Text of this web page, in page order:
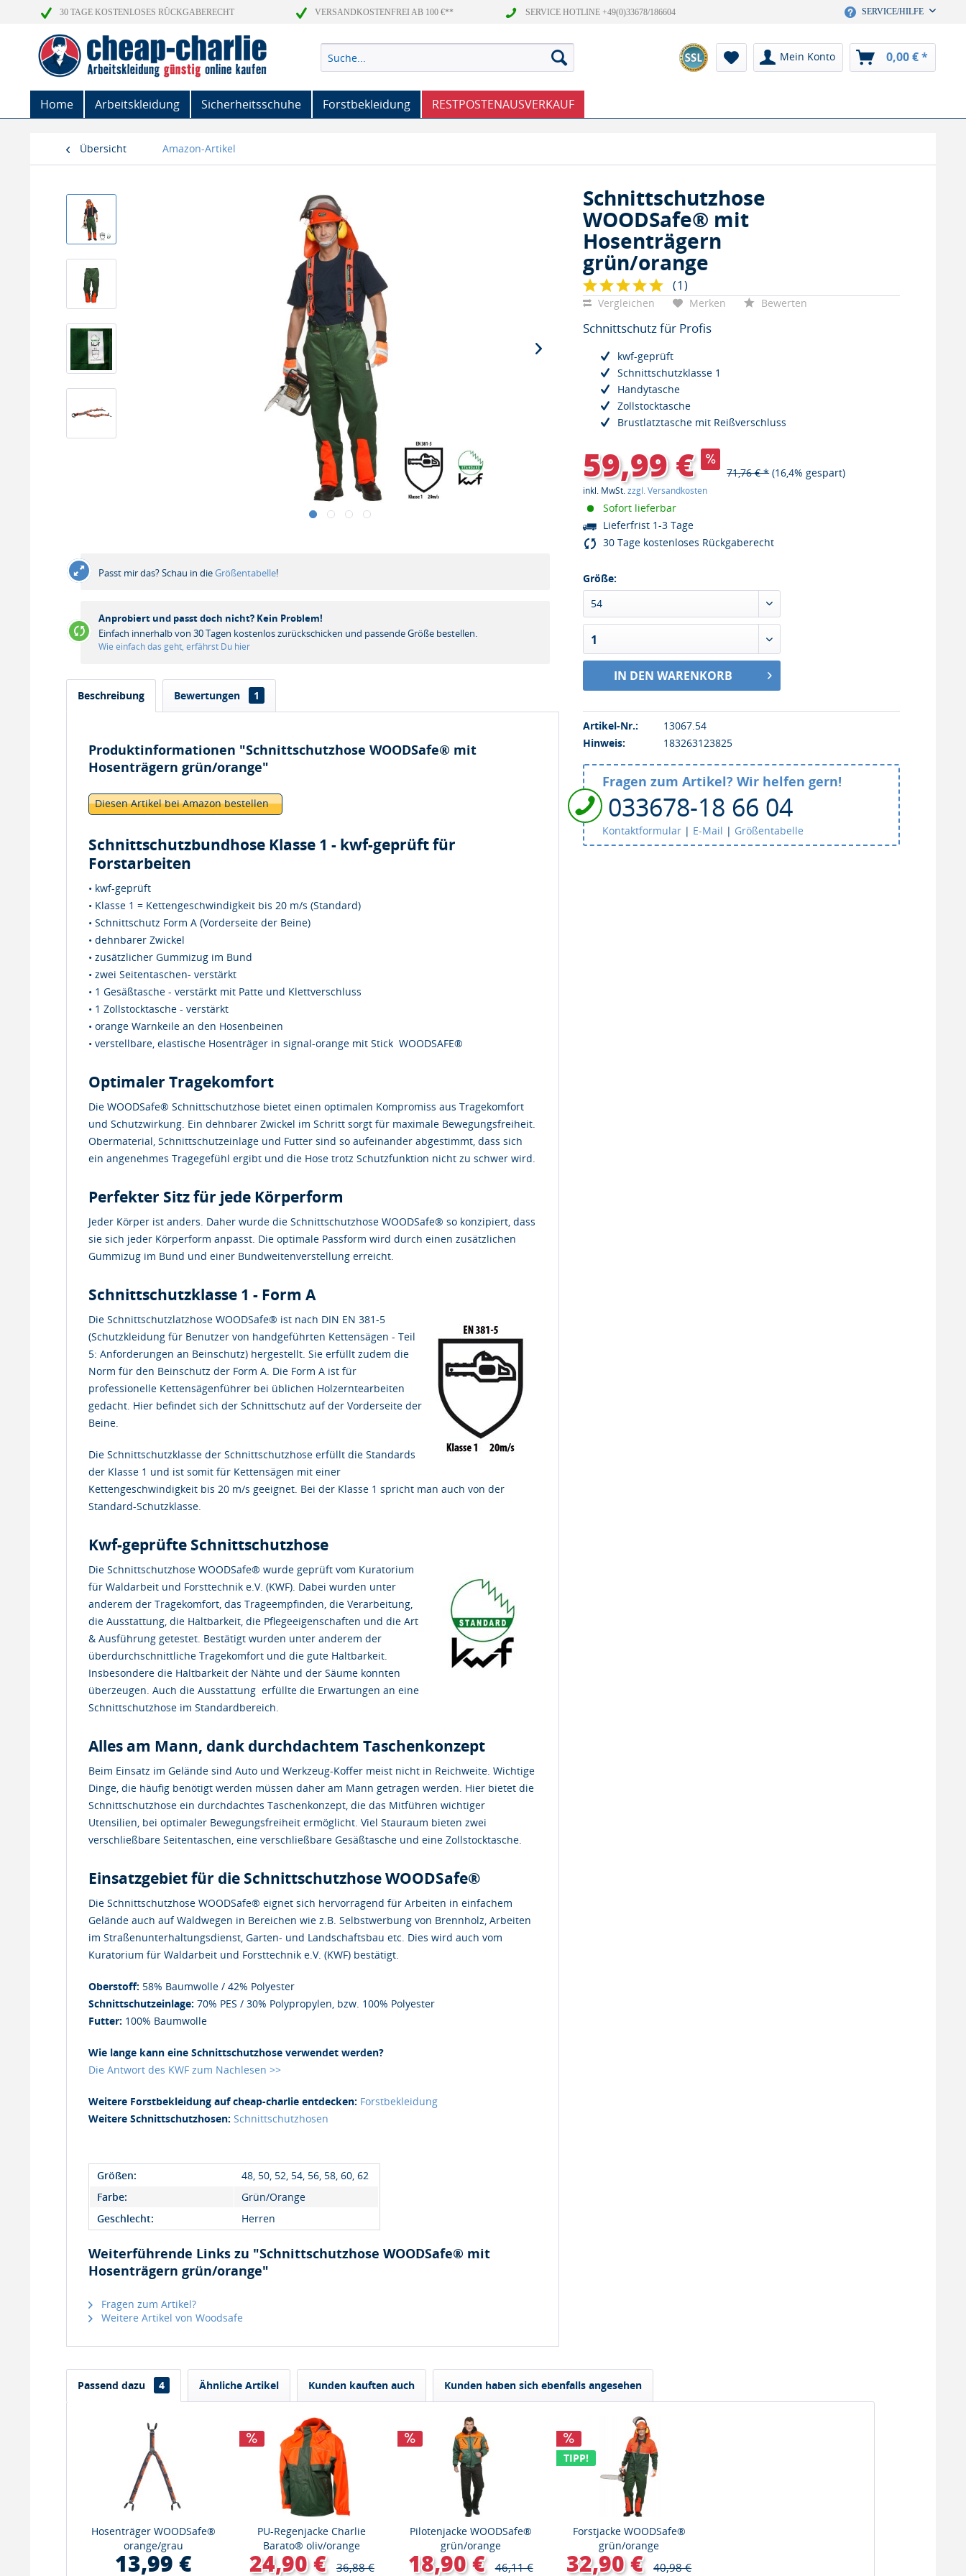
30 TAGE KOSTENLOSES RÜCKGABERECHT VERSANDKOSTENFREI AB 100 €** SERVICE HOTLINE +49(0)33678/186604 SERVICE/HILFE
Mein Konto 0,00 € *
Home Arbeitskleidung Sicherheitsschuhe Forstbekleidung RESTPOSTENAUSVERKAUF
Übersicht Amazon-Artikel
Passt mir das? Schau in dieGrößentabelle!
Anprobiert und passt doch nicht? Kein Problem!
Einfach innerhalb von 30 Tagen kostenlos zurückschicken und passende Größe bestellen.
Wie einfach das geht, erfährst Du hier
Schnittschutzhose
WOODSafe® mit
Hosenträgern
grün/orange
(1)
Vergleichen Merken Bewerten
Schnittschutz für Profis
kwf-geprüft
Schnittschutzklasse 1
Handytasche
Zollstocktasche
Brustlatztasche mit Reißverschluss
59,99 € 71,76 € * (16,4% gespart)
inkl. MwSt.zzgl. Versandkosten
Sofort lieferbar
Lieferfrist 1-3 Tage
30 Tage kostenloses Rückgaberecht
Größe:
54
1
IN DEN WARENKORB
Artikel-Nr.:
13067.54
Hinweis:
183263123825
Fragen zum Artikel? Wir helfen gern!
033678-18 66 04
Kontaktformular | E-Mail | Größentabelle
Beschreibung Bewertungen 1
Produktinformationen "Schnittschutzhose WOODSafe® mit
Hosenträgern grün/orange"
Diesen Artikel bei Amazon bestellen
Schnittschutzbundhose Klasse 1 - kwf-geprüft für
Forstarbeiten
• kwf-geprüft
• Klasse 1 = Kettengeschwindigkeit bis 20 m/s (Standard)
• Schnittschutz Form A (Vorderseite der Beine)
• dehnbarer Zwickel
• zusätzlicher Gummizug im Bund
• zwei Seitentaschen- verstärkt
• 1 Gesäßtasche - verstärkt mit Patte und Klettverschluss
• 1 Zollstocktasche - verstärkt
• orange Warnkeile an den Hosenbeinen
• verstellbare, elastische Hosenträger in signal-orange mit Stick WOODSAFE®
Optimaler Tragekomfort
Die WOODSafe® Schnittschutzhose bietet einen optimalen Kompromiss aus Tragekomfort
und Schutzwirkung. Ein dehnbarer Zwickel im Schritt sorgt für maximale Bewegungsfreiheit.
Obermaterial, Schnittschutzeinlage und Futter sind so aufeinander abgestimmt, dass sich
ein angenehmes Tragegefühl ergibt und die Hose trotz Schutzfunktion nicht zu schwer wird.
Perfekter Sitz für jede Körperform
Jeder Körper ist anders. Daher wurde die Schnittschutzhose WOODSafe® so konzipiert, dass
sie sich jeder Körperform anpasst. Die optimale Passform wird durch einen zusätzlichen
Gummizug im Bund und einer Bundweitenverstellung erreicht.
Schnittschutzklasse 1 - Form A
Die Schnittschutzlatzhose WOODSafe® ist nach DIN EN 381-5
(Schutzkleidung für Benutzer von handgeführten Kettensägen - Teil
5: Anforderungen an Beinschutz) hergestellt. Sie erfüllt zudem die
Norm für den Beinschutz der Form A. Die Form A ist für
professionelle Kettensägenführer bei üblichen Holzerntearbeiten
gedacht. Hier befindet sich der Schnittschutz auf der Vorderseite der
Beine.
Die Schnittschutzklasse der Schnittschutzhose erfüllt die Standards
der Klasse 1 und ist somit für Kettensägen mit einer
Kettengeschwindigkeit bis 20 m/s geeignet. Bei der Klasse 1 spricht man auch von der
Standard-Schutzklasse.
Kwf-geprüfte Schnittschutzhose
Die Schnittschutzhose WOODSafe® wurde geprüft vom Kuratorium
für Waldarbeit und Forsttechnik e.V. (KWF). Dabei wurden unter
anderem der Tragekomfort, das Trageempfinden, die Verarbeitung,
die Ausstattung, die Haltbarkeit, die Pflegeeigenschaften und die Art
& Ausführung getestet. Bestätigt wurden unter anderem der
überdurchschnittliche Tragekomfort und die gute Haltbarkeit.
Insbesondere die Haltbarkeit der Nähte und der Säume konnten
überzeugen. Auch die Ausstattung erfüllte die Erwartungen an eine
Schnittschutzhose im Standardbereich.
Alles am Mann, dank durchdachtem Taschenkonzept
Beim Einsatz im Gelände sind Auto und Werkzeug-Koffer meist nicht in Reichweite. Wichtige
Dinge, die häufig benötigt werden müssen daher am Mann getragen werden. Hier bietet die
Schnittschutzhose ein durchdachtes Taschenkonzept, die das Mitführen wichtiger
Utensilien, bei optimaler Bewegungsfreiheit ermöglicht. Viel Stauraum bieten zwei
verschließbare Seitentaschen, eine verschließbare Gesäßtasche und eine Zollstocktasche.
Einsatzgebiet für die Schnittschutzhose WOODSafe®
Die Schnittschutzhose WOODSafe® eignet sich hervorragend für Arbeiten in einfachem
Gelände auch auf Waldwegen in Bereichen wie z.B. Selbstwerbung von Brennholz, Arbeiten
im Straßenunterhaltungsdienst, Garten- und Landschaftsbau etc. Dies wird auch vom
Kuratorium für Waldarbeit und Forsttechnik e.V. (KWF) bestätigt.
Oberstoff: 58% Baumwolle / 42% Polyester
Schnittschutzeinlage: 70% PES / 30% Polypropylen, bzw. 100% Polyester
Futter: 100% Baumwolle
Wie lange kann eine Schnittschutzhose verwendet werden?
Die Antwort des KWF zum Nachlesen >>
Weitere Forstbekleidung auf cheap-charlie entdecken: Forstbekleidung
Weitere Schnittschutzhosen: Schnittschutzhosen
Größen:
48, 50, 52, 54, 56, 58, 60, 62
Farbe:
Grün/Orange
Geschlecht:
Herren
Weiterführende Links zu "Schnittschutzhose WOODSafe® mit
Hosenträgern grün/orange"
Fragen zum Artikel?
Weitere Artikel von Woodsafe
Passend dazu 4 Ähnliche Artikel Kunden kauften auch Kunden haben sich ebenfalls angesehen
Hosenträger WOODSafe®
orange/grau
13,99 €
PU-Regenjacke Charlie
Barato® oliv/orange
24,90 € 36,88 €
Pilotenjacke WOODSafe®
grün/orange
18,90 € 46,11 €
TIPP!
Forstjacke WOODSafe®
grün/orange
32,90 € 40,98 €